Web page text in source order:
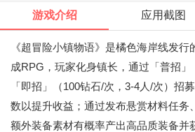
游戏介绍 应用截图
《超冒险小镇物语》是橘色海岸线发
成RPG，玩家化身镇长，通过「普招
「即招」（100钻石/次，3-4人/次）招
数以提升收益；通过发布悬赏材料任务
额外装备素材有概率产出高品质装备并